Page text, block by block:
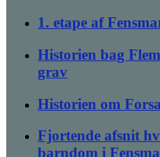
1. etape af
Historien bag
grav
Historien om
Fjortende afsnit
barndom i